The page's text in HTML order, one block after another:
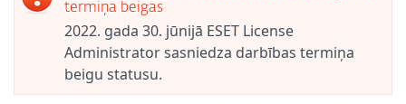
termiņa beigas
2022. gada 30. jūnijā ESET License
Administrator sasniedza darbības termiņa
beigu statusu.